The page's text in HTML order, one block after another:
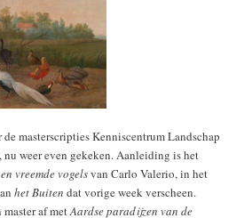
masterscripties Kenniscentrum Landschap
nu weer even gekeken. Aanleiding is het
vreemde vogelsvan Carlo Valerio, in het
het Buiten dat vorige week verscheen.
master af metAardse paradijzen van de